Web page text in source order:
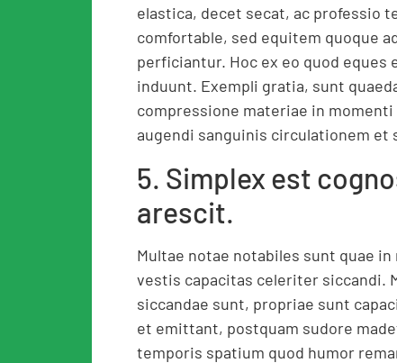
elastica, decet secat, ac professio
comfortable, sed equitem quoque
perficiantur. Hoc ex eo quod
induunt. Exempli gratia, sunt
compressione materiae in
augendi sanguinis circulationem et
5. Simplex est
arescit.
Multae notae notabiles sunt quae
vestis capacitas celeriter siccandi.
siccandae sunt, propriae sunt
et emittant, postquam sudore
temporis spatium quod humor